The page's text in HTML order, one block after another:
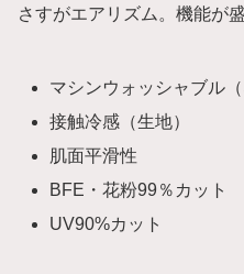
さすがエアリズム。機能が
マシンウォッシャブル（
接触冷感（生地）
肌面平滑性
BFE・花粉99％カット
UV90%カット